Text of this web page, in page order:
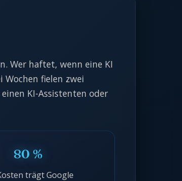
Wer haftet, wenn eine KI
fielen zwei
KI-Assistenten oder
80 %
trägt Google